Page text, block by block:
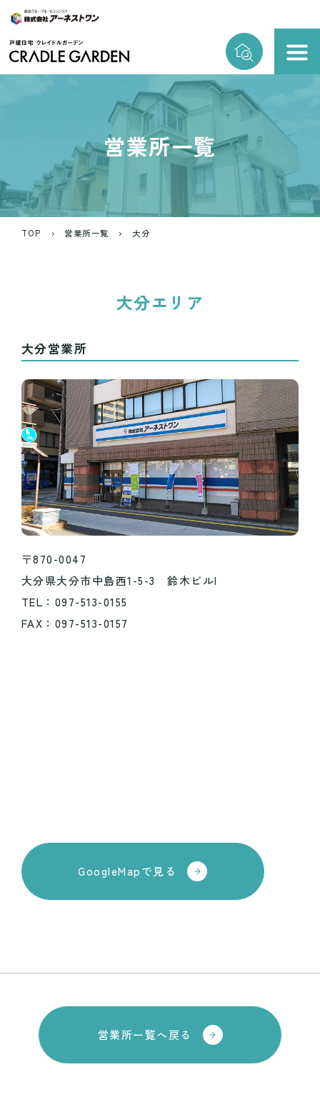
営業所一覧
TOP 営業所一覧 大分
大分エリア
大分営業所
〒870-0047
大分県大分市中島西1-5-3 鈴木ビルI
TEL：097-513-0155
FAX：097-513-0157
GoogleMapで見る
営業所一覧へ戻る